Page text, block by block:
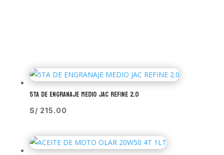
5TA DE ENGRANAJE MEDIO JAC REFINE 2.0
S/ 215.00